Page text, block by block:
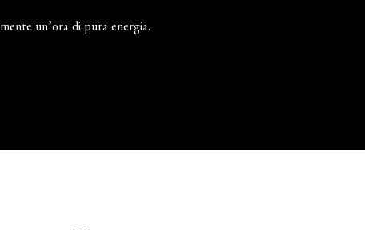
un’ora di pura energia.